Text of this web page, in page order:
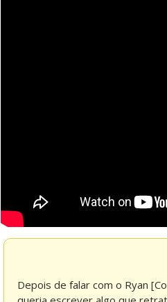
Depois de falar com o Ryan